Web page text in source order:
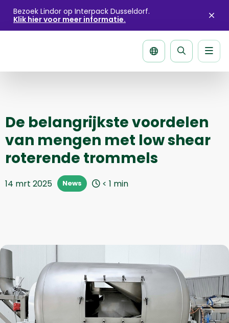
Bezoek Lindor op Interpack Dusseldorf.
Klik hier voor meer informatie.
Zoek
De belangrijkste voordelen
van mengen met low shear
roterende trommels
14 mrt 2025 News < 1 min